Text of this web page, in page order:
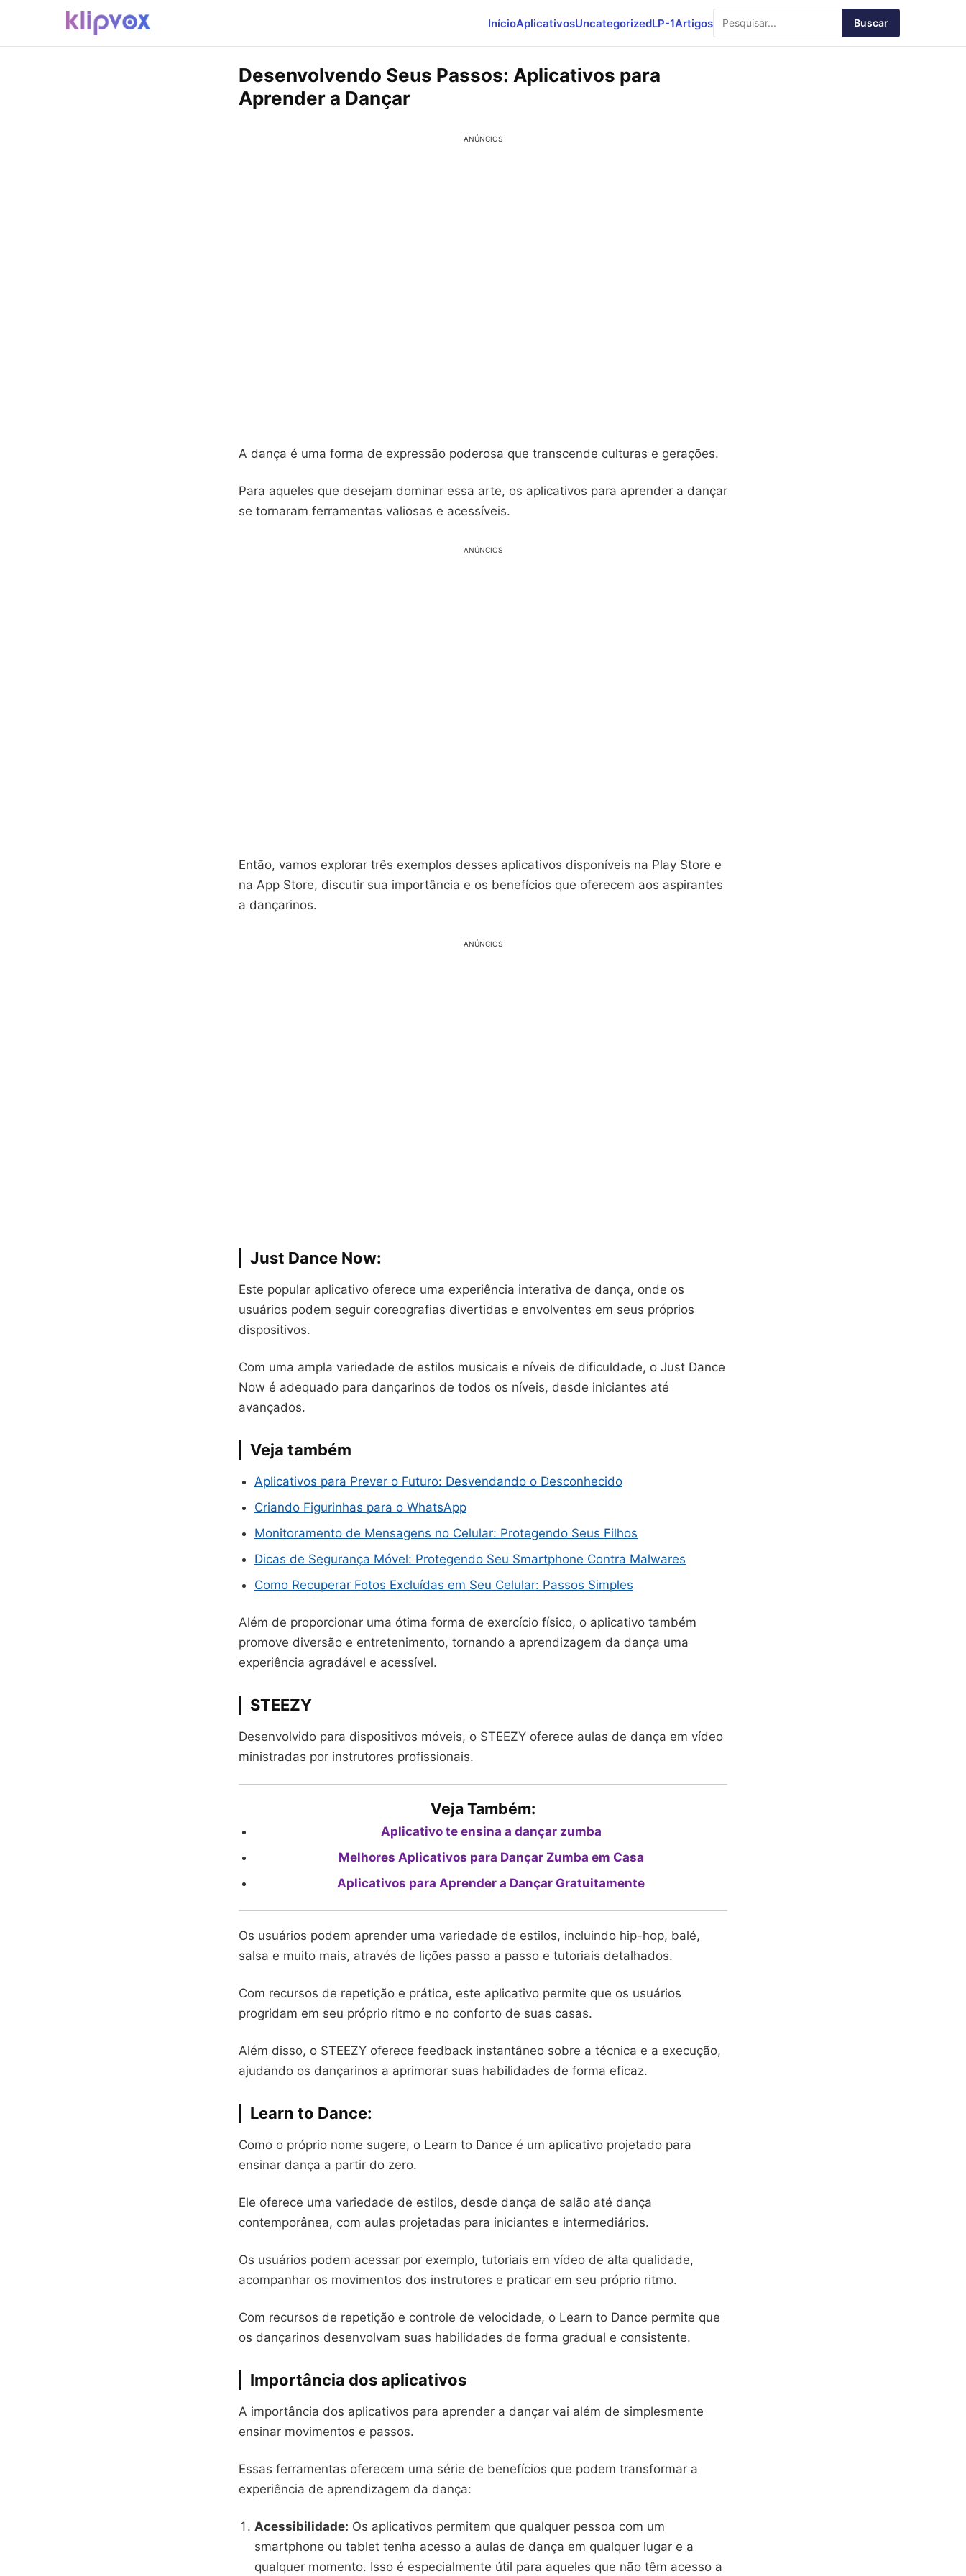
InícioAplicativosUncategorizedLP-1Artigos Buscar
Desenvolvendo Seus Passos: Aplicativos para
Aprender a Dançar
ANÚNCIOS
A dança é uma forma de expressão poderosa que transcende culturas e gerações.
Para aqueles que desejam dominar essa arte, os aplicativos para aprender a dançar
se tornaram ferramentas valiosas e acessíveis.
ANÚNCIOS
Então, vamos explorar três exemplos desses aplicativos disponíveis na Play Store e
na App Store, discutir sua importância e os benefícios que oferecem aos aspirantes
a dançarinos.
ANÚNCIOS
Just Dance Now:
Este popular aplicativo oferece uma experiência interativa de dança, onde os
usuários podem seguir coreografias divertidas e envolventes em seus próprios
dispositivos.
Com uma ampla variedade de estilos musicais e níveis de dificuldade, o Just Dance
Now é adequado para dançarinos de todos os níveis, desde iniciantes até
avançados.
Veja também
Aplicativos para Prever o Futuro: Desvendando o Desconhecido
Criando Figurinhas para o WhatsApp
Monitoramento de Mensagens no Celular: Protegendo Seus Filhos
Dicas de Segurança Móvel: Protegendo Seu Smartphone Contra Malwares
Como Recuperar Fotos Excluídas em Seu Celular: Passos Simples
Além de proporcionar uma ótima forma de exercício físico, o aplicativo também
promove diversão e entretenimento, tornando a aprendizagem da dança uma
experiência agradável e acessível.
STEEZY
Desenvolvido para dispositivos móveis, o STEEZY oferece aulas de dança em vídeo
ministradas por instrutores profissionais.
Veja Também:
Aplicativo te ensina a dançar zumba
Melhores Aplicativos para Dançar Zumba em Casa
Aplicativos para Aprender a Dançar Gratuitamente
Os usuários podem aprender uma variedade de estilos, incluindo hip-hop, balé,
salsa e muito mais, através de lições passo a passo e tutoriais detalhados.
Com recursos de repetição e prática, este aplicativo permite que os usuários
progridam em seu próprio ritmo e no conforto de suas casas.
Além disso, o STEEZY oferece feedback instantâneo sobre a técnica e a execução,
ajudando os dançarinos a aprimorar suas habilidades de forma eficaz.
Learn to Dance:
Como o próprio nome sugere, o Learn to Dance é um aplicativo projetado para
ensinar dança a partir do zero.
Ele oferece uma variedade de estilos, desde dança de salão até dança
contemporânea, com aulas projetadas para iniciantes e intermediários.
Os usuários podem acessar por exemplo, tutoriais em vídeo de alta qualidade,
acompanhar os movimentos dos instrutores e praticar em seu próprio ritmo.
Com recursos de repetição e controle de velocidade, o Learn to Dance permite que
os dançarinos desenvolvam suas habilidades de forma gradual e consistente.
Importância dos aplicativos
A importância dos aplicativos para aprender a dançar vai além de simplesmente
ensinar movimentos e passos.
Essas ferramentas oferecem uma série de benefícios que podem transformar a
experiência de aprendizagem da dança:
Acessibilidade: Os aplicativos permitem que qualquer pessoa com um
smartphone ou tablet tenha acesso a aulas de dança em qualquer lugar e a
qualquer momento. Isso é especialmente útil para aqueles que não têm acesso a